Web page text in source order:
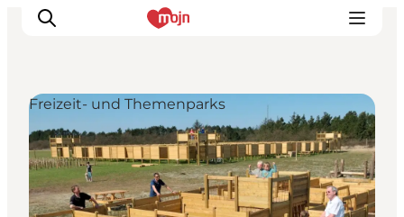
Erlebnisse
Städte und Regionen
Events
Freizeit- und Themenparks